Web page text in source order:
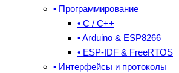
• Программирование
• C / C++
• Arduino & ESP8266
• ESP-IDF & FreeRTOS
• Интерфейсы и протоколы